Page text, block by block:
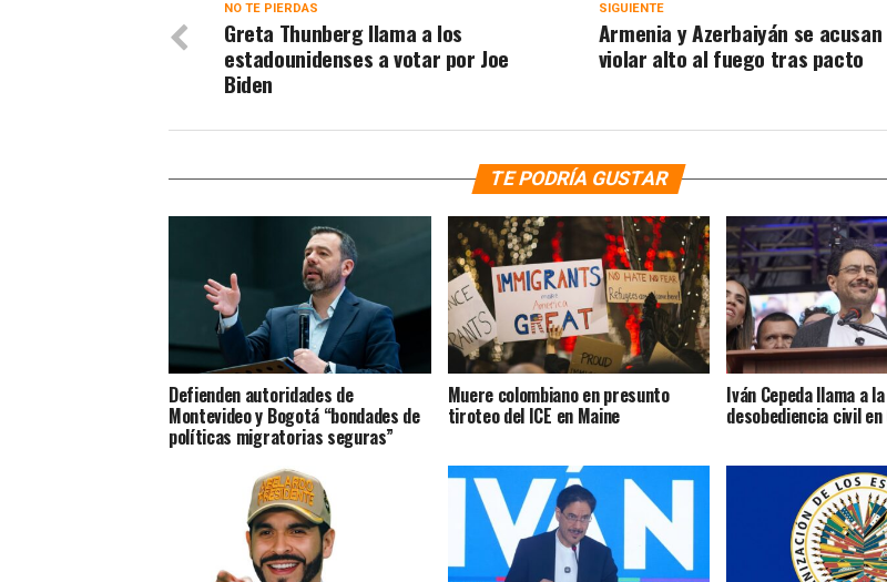
SIGUIENTE
Armenia y Azerbaiyán se acusan
violar alto al fuego tras pacto
NO TE PIERDAS
Greta Thunberg llama a los
estadounidenses a votar por Joe
Biden
TE PODRÍA GUSTAR
Defienden autoridades de
Montevideo y Bogotá “bondades de
políticas migratorias seguras”
Muere colombiano en presunto
tiroteo del ICE en Maine
Iván Cepeda llama a la
desobediencia civil en